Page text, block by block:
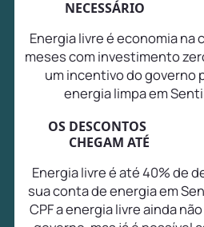
NECESSÁRIO
Energia livre é economia na
meses com investimento
um incentivo do governo
energia limpa em
OS DESCONTOS
CHEGAM ATÉ
Energia livre é até 40% de
sua conta de energia em
CPF a energia livre ainda